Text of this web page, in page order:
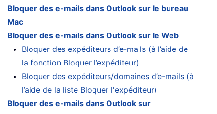
Bloquer des e-mails dans Outlook sur le bureau
Mac
Bloquer des e-mails dans Outlook sur le Web
Bloquer des expéditeurs d’e-mails (à l’aide de
la fonction Bloquer l’expéditeur)
Bloquer des expéditeurs/domaines d’e-mails (à
l’aide de la liste Bloquer l'expéditeur)
Bloquer des e-mails dans Outlook sur